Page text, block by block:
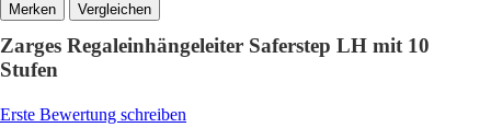
Vergleichen
Zarges Regaleinhängeleiter Saferstep LH mit 10
Stufen
Erste Bewertung schreiben